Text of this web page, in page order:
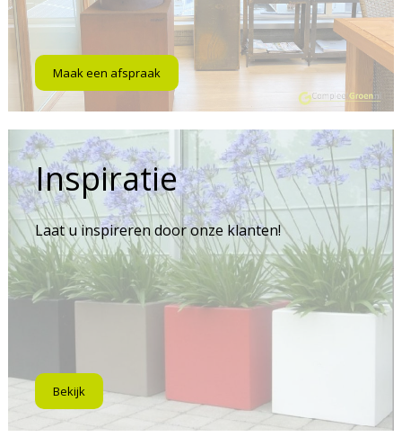
Maak een afspraak
Inspiratie
Laat u inspireren door onze klanten!
Bekijk